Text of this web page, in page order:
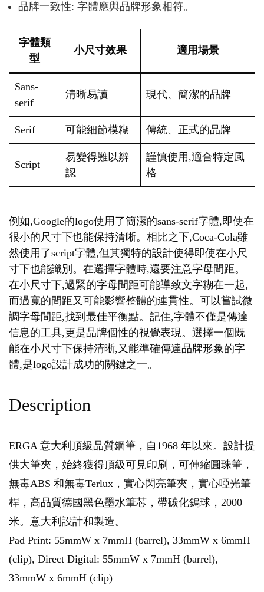
品牌一致性: 字體應與品牌形象相符。
字體類
型
小尺寸效果 適用場景
Sans-
serif
清晰易讀 現代、簡潔的品牌
Serif 可能細節模糊 傳統、正式的品牌
Script
易變得難以辨
認
謹慎使用,適合特定風
格
例如,Google的logo使用了簡潔的sans-serif字體,即使在
很小的尺寸下也能保持清晰。相比之下,Coca-Cola雖
然使用了script字體,但其獨特的設計使得即使在小尺
寸下也能識別。在選擇字體時,還要注意字母間距。
在小尺寸下,過緊的字母間距可能導致文字糊在一起,
而過寬的間距又可能影響整體的連貫性。可以嘗試微
調字母間距,找到最佳平衡點。記住,字體不僅是傳達
信息的工具,更是品牌個性的視覺表現。選擇一個既
能在小尺寸下保持清晰,又能準確傳達品牌形象的字
體,是logo設計成功的關鍵之一。
Description
ERGA 意大利頂級品質鋼筆，自1968 年以來。設計提
供大筆夾，始終獲得頂級可見印刷，可伸縮圓珠筆，
無毒ABS 和無毒Terlux，實心閃亮筆夾，實心啞光筆
桿，高品質德國黑色墨水筆芯，帶碳化鎢球，2000
米。意大利設計和製造。
Pad Print: 55mmW x 7mmH (barrel), 33mmW x 6mmH
(clip), Direct Digital: 55mmW x 7mmH (barrel),
33mmW x 6mmH (clip)